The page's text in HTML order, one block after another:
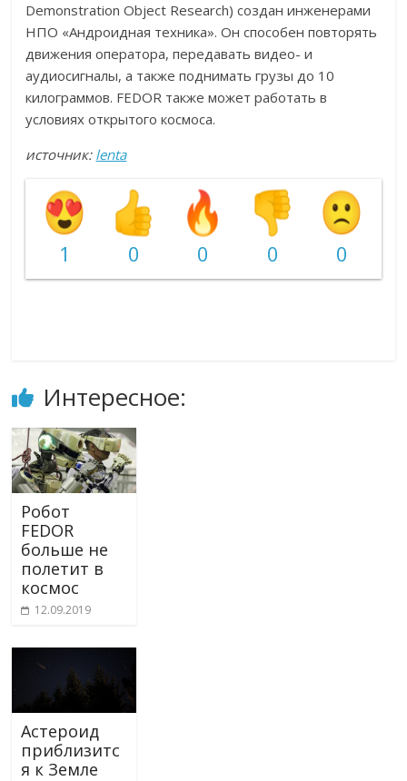
Demonstration Object Research) создан инженерами
НПО «Андроидная техника». Он способен повторять
движения оператора, передавать видео- и
аудиосигналы, а также поднимать грузы до 10
килограммов. FEDOR также может работать в
условиях открытого космоса.
источник: lenta
1 0 0 0 0
Интересное:
Робот
FEDOR
больше не
полетит в
космос
12.09.2019
Астероид
приблизитс
я к Земле